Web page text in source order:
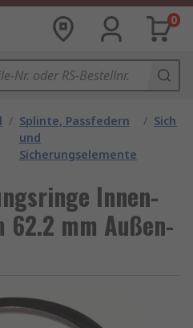
0
/ Splinte, Passfedern
und
Sicherungselemente
/
Innen-
62.2 mm Außen-